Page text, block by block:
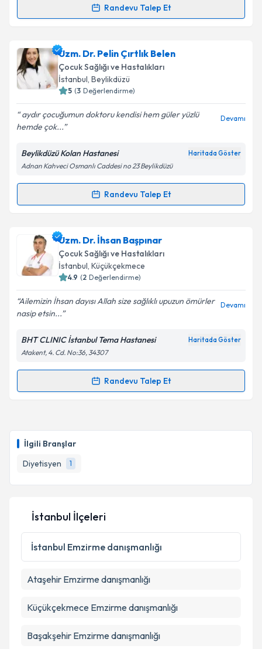
İlgili Branşlar
Diyetisyen
1
Kişisel verilerimin işlenmesine ilişkinAydınlatma
kapsamda işlenmesini kabul ediyorum.
Takvim Talebini Gönder
Randevu Talep Et
Randevu Takvimi Talebi
Uzm. Dr. Cenk Çelik için randevu takvimi talebi
oluşturun. Size bu uzmandan randevu almanız için bir
takvim hazırlandığında e-posta ile bilgilendireceğiz.
Kişisel verilerimin işlenmesine ilişkin
Aydınlatma
Metni'ni okudum ve kişisel verilerimin belirtilen
kapsamda işlenmesini kabul ediyorum.
Uzm. Dr. Pelin Çırtlık Belen
Çocuk Sağlığı ve Hastalıkları
İstanbul, Beylikdüzü
5 (3 Değerlendirme)
aydır çocuğumun doktoru kendisi hem güler yüzlü
hemde çok...
Devamı
Beylikdüzü Kolan Hastanesi Haritada Göster
Adnan Kahveci Osmanlı Caddesi no 23 Beylikdüzü
Randevu Talep Et
Randevu Takvimi Talebi
Uzm. Dr. Pelin Çırtlık Beleniçin randevu takvimi
talebi oluşturun. Size bu uzmandan randevu almanız
için bir takvim hazırlandığında e-posta ile
bilgilendireceğiz.
E-posta Adresiniz
Kişisel verilerimin işlenmesine ilişkin
Metni'ni okudum ve kişisel verilerimin belirtilen
kapsamda işlenmesini kabul ediyorum.
Uzm. Dr. İhsan Başpınar
Çocuk Sağlığı ve Hastalıkları
İstanbul, Küçükçekmece
4.9 (2 Değerlendirme)
Ailemizin İhsan dayısı Allah size sağlıklı upuzun ömürler
nasip etsin...
Devamı
BHT CLINIC İstanbul Tema Hastanesi Haritada Göster
Atakent, 4. Cd. No:36, 34307
Randevu Talep Et
Randevu Takvimi Talebi
takvim hazırlandığında e-posta ile bilgilendireceğiz.
E-posta Adresiniz
Kişisel verilerimin işlenmesine ilişkinAydınlatma
Metni
'ni okudum ve kişisel verilerimin belirtilen
kapsamda işlenmesini kabul ediyorum.
İstanbul İlçeleri
İstanbul Emzirme danışmanlığı
Ataşehir Emzirme danışmanlığı
Küçükçekmece Emzirme danışmanlığı
Başakşehir Emzirme danışmanlığı